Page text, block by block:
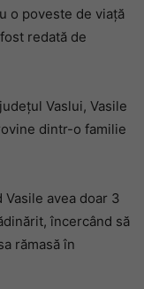
o poveste de viață
redată de
Vaslui, Vasile
dintr-o familie
Vasile avea doar 3
încercând să
rămasă în